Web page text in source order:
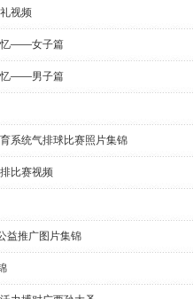
视频
忆——女子篇
忆——男子篇
系统气排球比赛照片集锦
比赛视频
益推广图片集锦